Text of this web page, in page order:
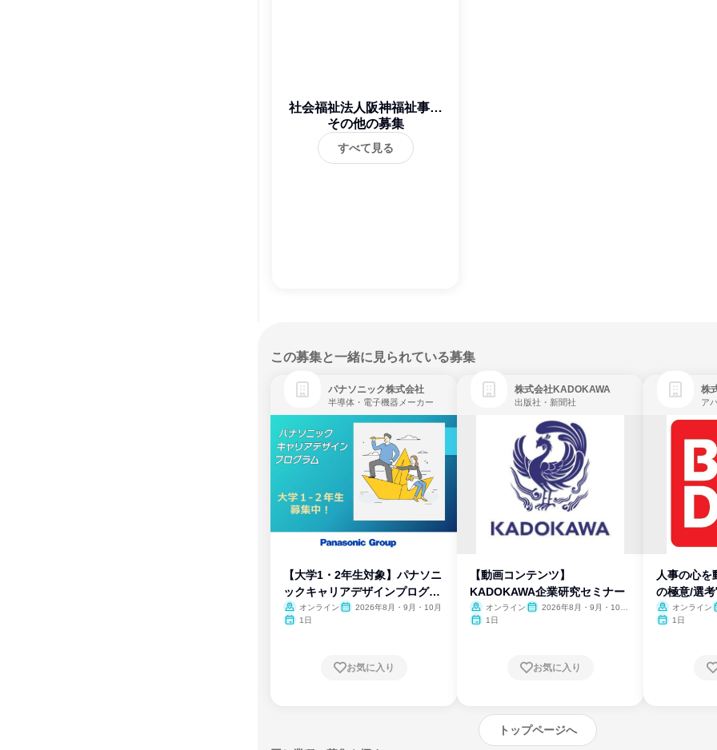
社会福祉法人阪神福祉事業
団
その他の募集
すべて見る
この募集と一緒に見られている募集
パナソニック株式会社
半導体・電子機器メーカー
【大学1・2年生対象】パナソニ
ックキャリアデザインプログラ
ム
オンライン
2026年8月・9月・10月
1日
お気に入り
株式会社KADOKAWA
出版社・新聞社
【動画コンテンツ】
KADOKAWA企業研究セミナー
オンライン
2026年8月・9月・10
1日
お気に入り
株
人事の心を
の極意/選
開
オンライン
1日
トップページへ